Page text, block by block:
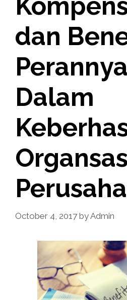
dan
Perannya
Dalam
October 4, 2017 byAdmin